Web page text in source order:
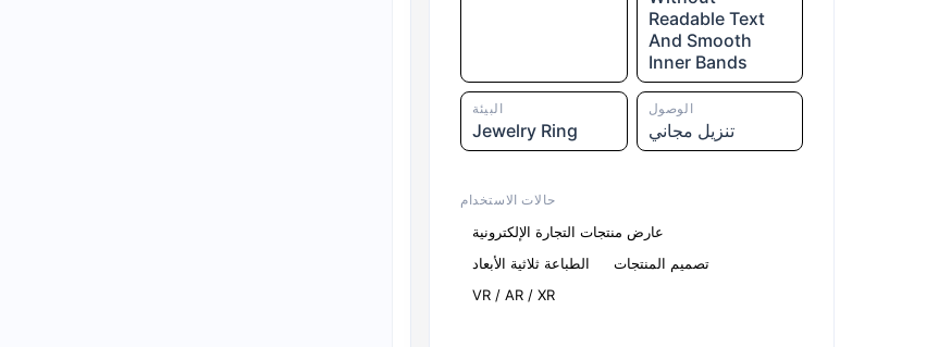
Readable Text
And Smooth
Inner Bands
البيئة
Jewelry Ring
الوصول
تنزيل مجاني
حالات الاستخدام
عارض منتجات التجارة الإلكترونية
الطباعة ثلاثية الأبعاد
تصميم المنتجات
VR / AR / XR